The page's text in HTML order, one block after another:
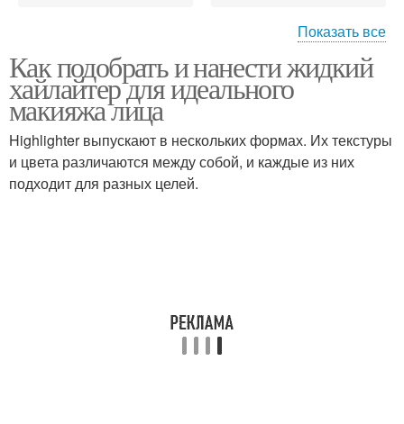
Хайлайтер для
поднятия
Хайлайтеры для лица
Показать все
Как подобрать и нанести жидкий
хайлайтер для идеального
макияжа лица
Highlighter выпускают в нескольких формах. Их текстуры
и цвета различаются между собой, и каждые из них
подходит для разных целей.